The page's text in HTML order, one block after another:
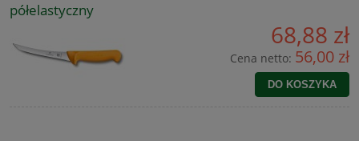
półelastyczny
68,88 zł
Cena netto: 56,00 zł
DO KOSZYKA